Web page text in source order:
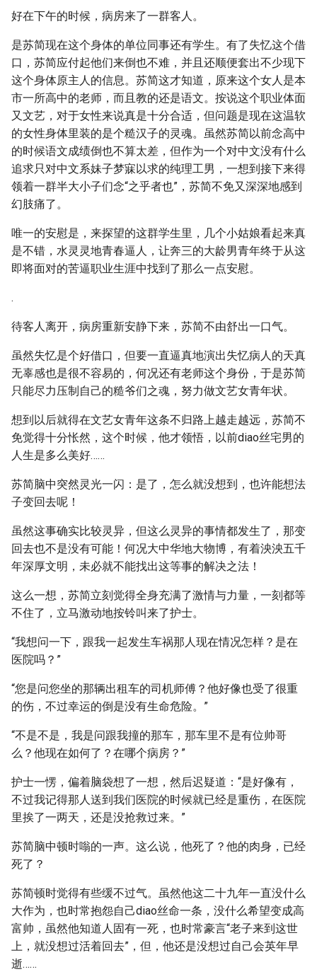
好在下午的时候，病房来了一群客人。
是苏简现在这个身体的单位同事还有学生。有了失忆这个借
口，苏简应付起他们来倒也不难，并且还顺便套出不少现下
这个身体原主人的信息。苏简这才知道，原来这个女人是本
市一所高中的老师，而且教的还是语文。按说这个职业体面
又文艺，对于女性来说真是十分合适，但问题是现在这温软
的女性身体里装的是个糙汉子的灵魂。虽然苏简以前念高中
的时候语文成绩倒也不算太差，但作为一个对中文没有什么
追求只对中文系妹子梦寐以求的纯理工男，一想到接下来得
领着一群半大小子们念“之乎者也”，苏简不免又深深地感到
幻肢痛了。
唯一的安慰是，来探望的这群学生里，几个小姑娘看起来真
是不错，水灵灵地青春逼人，让奔三的大龄男青年终于从这
即将面对的苦逼职业生涯中找到了那么一点安慰。
.
待客人离开，病房重新安静下来，苏简不由舒出一口气。
虽然失忆是个好借口，但要一直逼真地演出失忆病人的天真
无辜感也是很不容易的，何况还有老师这个身份，于是苏简
只能尽力压制自己的糙爷们之魂，努力做文艺女青年状。
想到以后就得在文艺女青年这条不归路上越走越远，苏简不
免觉得十分怅然，这个时候，他才领悟，以前diao丝宅男的
人生是多么美好……
苏简脑中突然灵光一闪：是了，怎么就没想到，也许能想法
子变回去呢！
虽然这事确实比较灵异，但这么灵异的事情都发生了，那变
回去也不是没有可能！何况大中华地大物博，有着泱泱五千
年深厚文明，未必就不能找出这等事的解决之法！
这么一想，苏简立刻觉得全身充满了激情与力量，一刻都等
不住了，立马激动地按铃叫来了护士。
“我想问一下，跟我一起发生车祸那人现在情况怎样？是在
医院吗？”
“您是问您坐的那辆出租车的司机师傅？他好像也受了很重
的伤，不过幸运的倒是没有生命危险。”
“不是不是，我是问跟我撞的那车，那车里不是有位帅哥
么？他现在如何了？在哪个病房？”
护士一愣，偏着脑袋想了一想，然后迟疑道：“是好像有，
不过我记得那人送到我们医院的时候就已经是重伤，在医院
里挨了一两天，还是没抢救过来。”
苏简脑中顿时嗡的一声。这么说，他死了？他的肉身，已经
死了？
苏简顿时觉得有些缓不过气。虽然他这二十九年一直没什么
大作为，也时常抱怨自己diao丝命一条，没什么希望变成高
富帅，虽然他知道人固有一死，也时常豪言“老子来到这世
上，就没想过活着回去”，但，他还是没想过自己会英年早
逝……